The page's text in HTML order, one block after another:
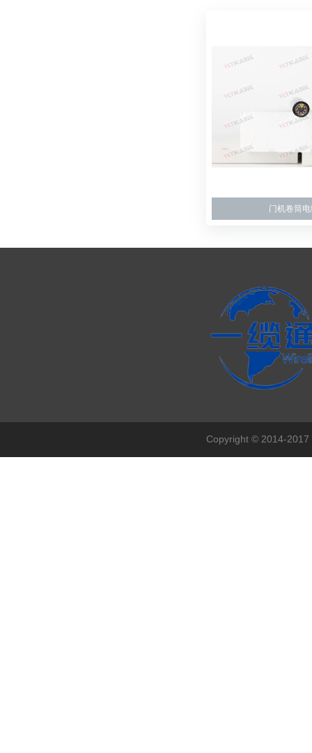
门机卷筒
Copyright © 2014-